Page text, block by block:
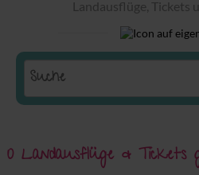
Landausflüge, Tickets
0 Landausflüge & Tickets